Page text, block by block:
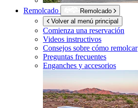
Remolcado
Remolcado
Volver al menú principal
Comienza una reservación
Videos instructivos
Consejos sobre cómo remolcar
Preguntas frecuentes
Enganches y accesorios